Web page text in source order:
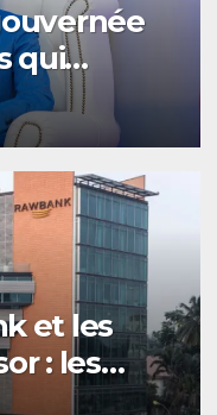
qui
et les
: les
système